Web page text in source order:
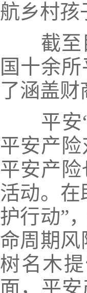
航乡村孩
截
国十余
了涵盖财
平
平安产
平安产
活动。在
护行动”
命周期风
树名木
面，平